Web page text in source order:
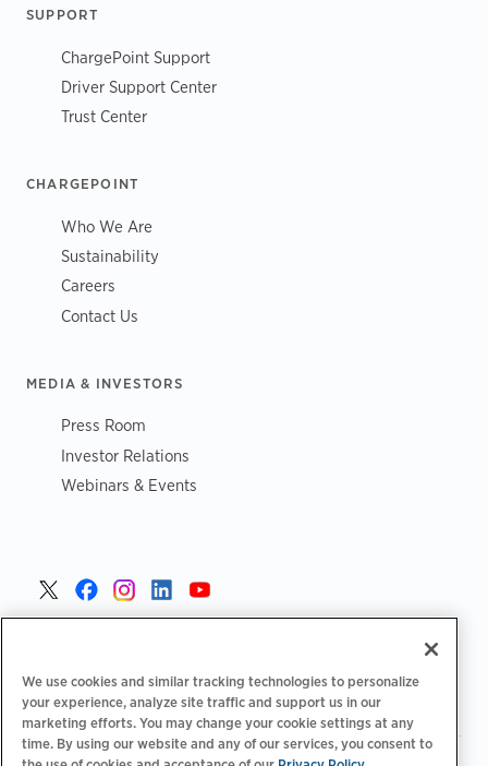
SUPPORT
ChargePoint Support
Driver Support Center
Trust Center
CHARGEPOINT
Who We Are
Sustainability
Careers
Contact Us
MEDIA & INVESTORS
Press Room
Investor Relations
Webinars & Events
We use cookies and similar tracking technologies to personalize
your experience, analyze site traffic and support us in our
marketing efforts. You may change your cookie settings at any
time. By using our website and any of our services, you consent to